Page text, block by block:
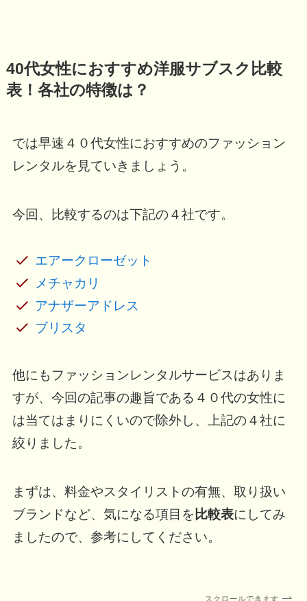
40代女性におすすめ洋服サブスク比較
表！各社の特徴は？
では早速４０代女性におすすめのファッション
レンタルを見ていきましょう。
今回、比較するのは下記の４社です。
エアークローゼット
メチャカリ
アナザーアドレス
ブリスタ
他にもファッションレンタルサービスはありま
すが、今回の記事の趣旨である４０代の女性に
は当てはまりにくいので除外し、上記の４社に
絞りました。
まずは、料金やスタイリストの有無、取り扱い
ブランドなど、気になる項目を 比較表にしてみ
ましたので、参考にしてください。
スクロールできます